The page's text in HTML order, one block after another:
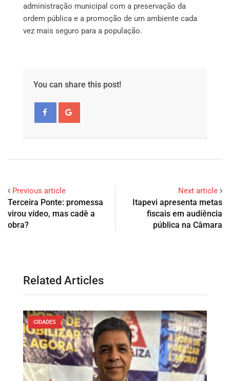
administração municipal com a preservação da
ordem pública e a promoção de um ambiente cada
vez mais seguro para a população.
You can share this post!
Previous article
Terceira Ponte: promessa
virou vídeo, mas cadê a
obra?
Next article
Itapevi apresenta metas
fiscais em audiência
pública na Câmara
Related Articles
CIDADES